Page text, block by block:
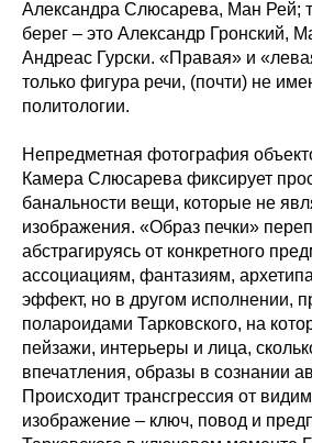
Александра Слюсарева, Ман Рей;
берег – это Александр Гронский,
Андреас Гурски. «Правая» и
только фигура речи, (почти) не
политологии.
Непредметная фотография
Камера Слюсарева фиксирует
банальности вещи, которые не
изображения. «Образ печки»
абстрагируясь от конкретного
ассоциациям, фантазиям,
эффект, но в другом исполнении,
полароидами Тарковского, на
пейзажи, интерьеры и лица,
впечатления, образы в сознании
Происходит трансгрессия от
изображение – ключ, повод и